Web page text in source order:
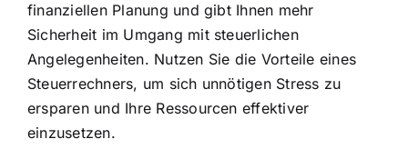
finanziellen Planung und gibt Ihnen mehr
Sicherheit im Umgang mit steuerlichen
Angelegenheiten. Nutzen Sie die Vorteile eines
Steuerrechners, um sich unnötigen Stress zu
ersparen und Ihre Ressourcen effektiver
einzusetzen.